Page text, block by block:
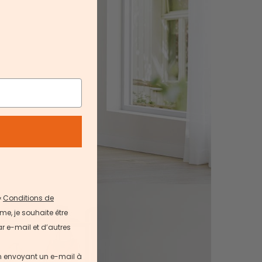
Conditions de
je souhaite être
e-mail et d’autres
envoyant un e-mail à